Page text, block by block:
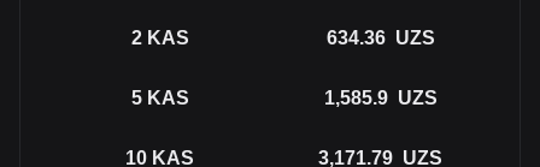
2 KAS 634.36 UZS
5 KAS 1,585.9 UZS
10 KAS 3,171.79 UZS